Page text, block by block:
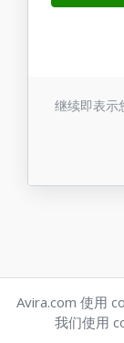
继续即表示
Avira.com 使用
我们使用